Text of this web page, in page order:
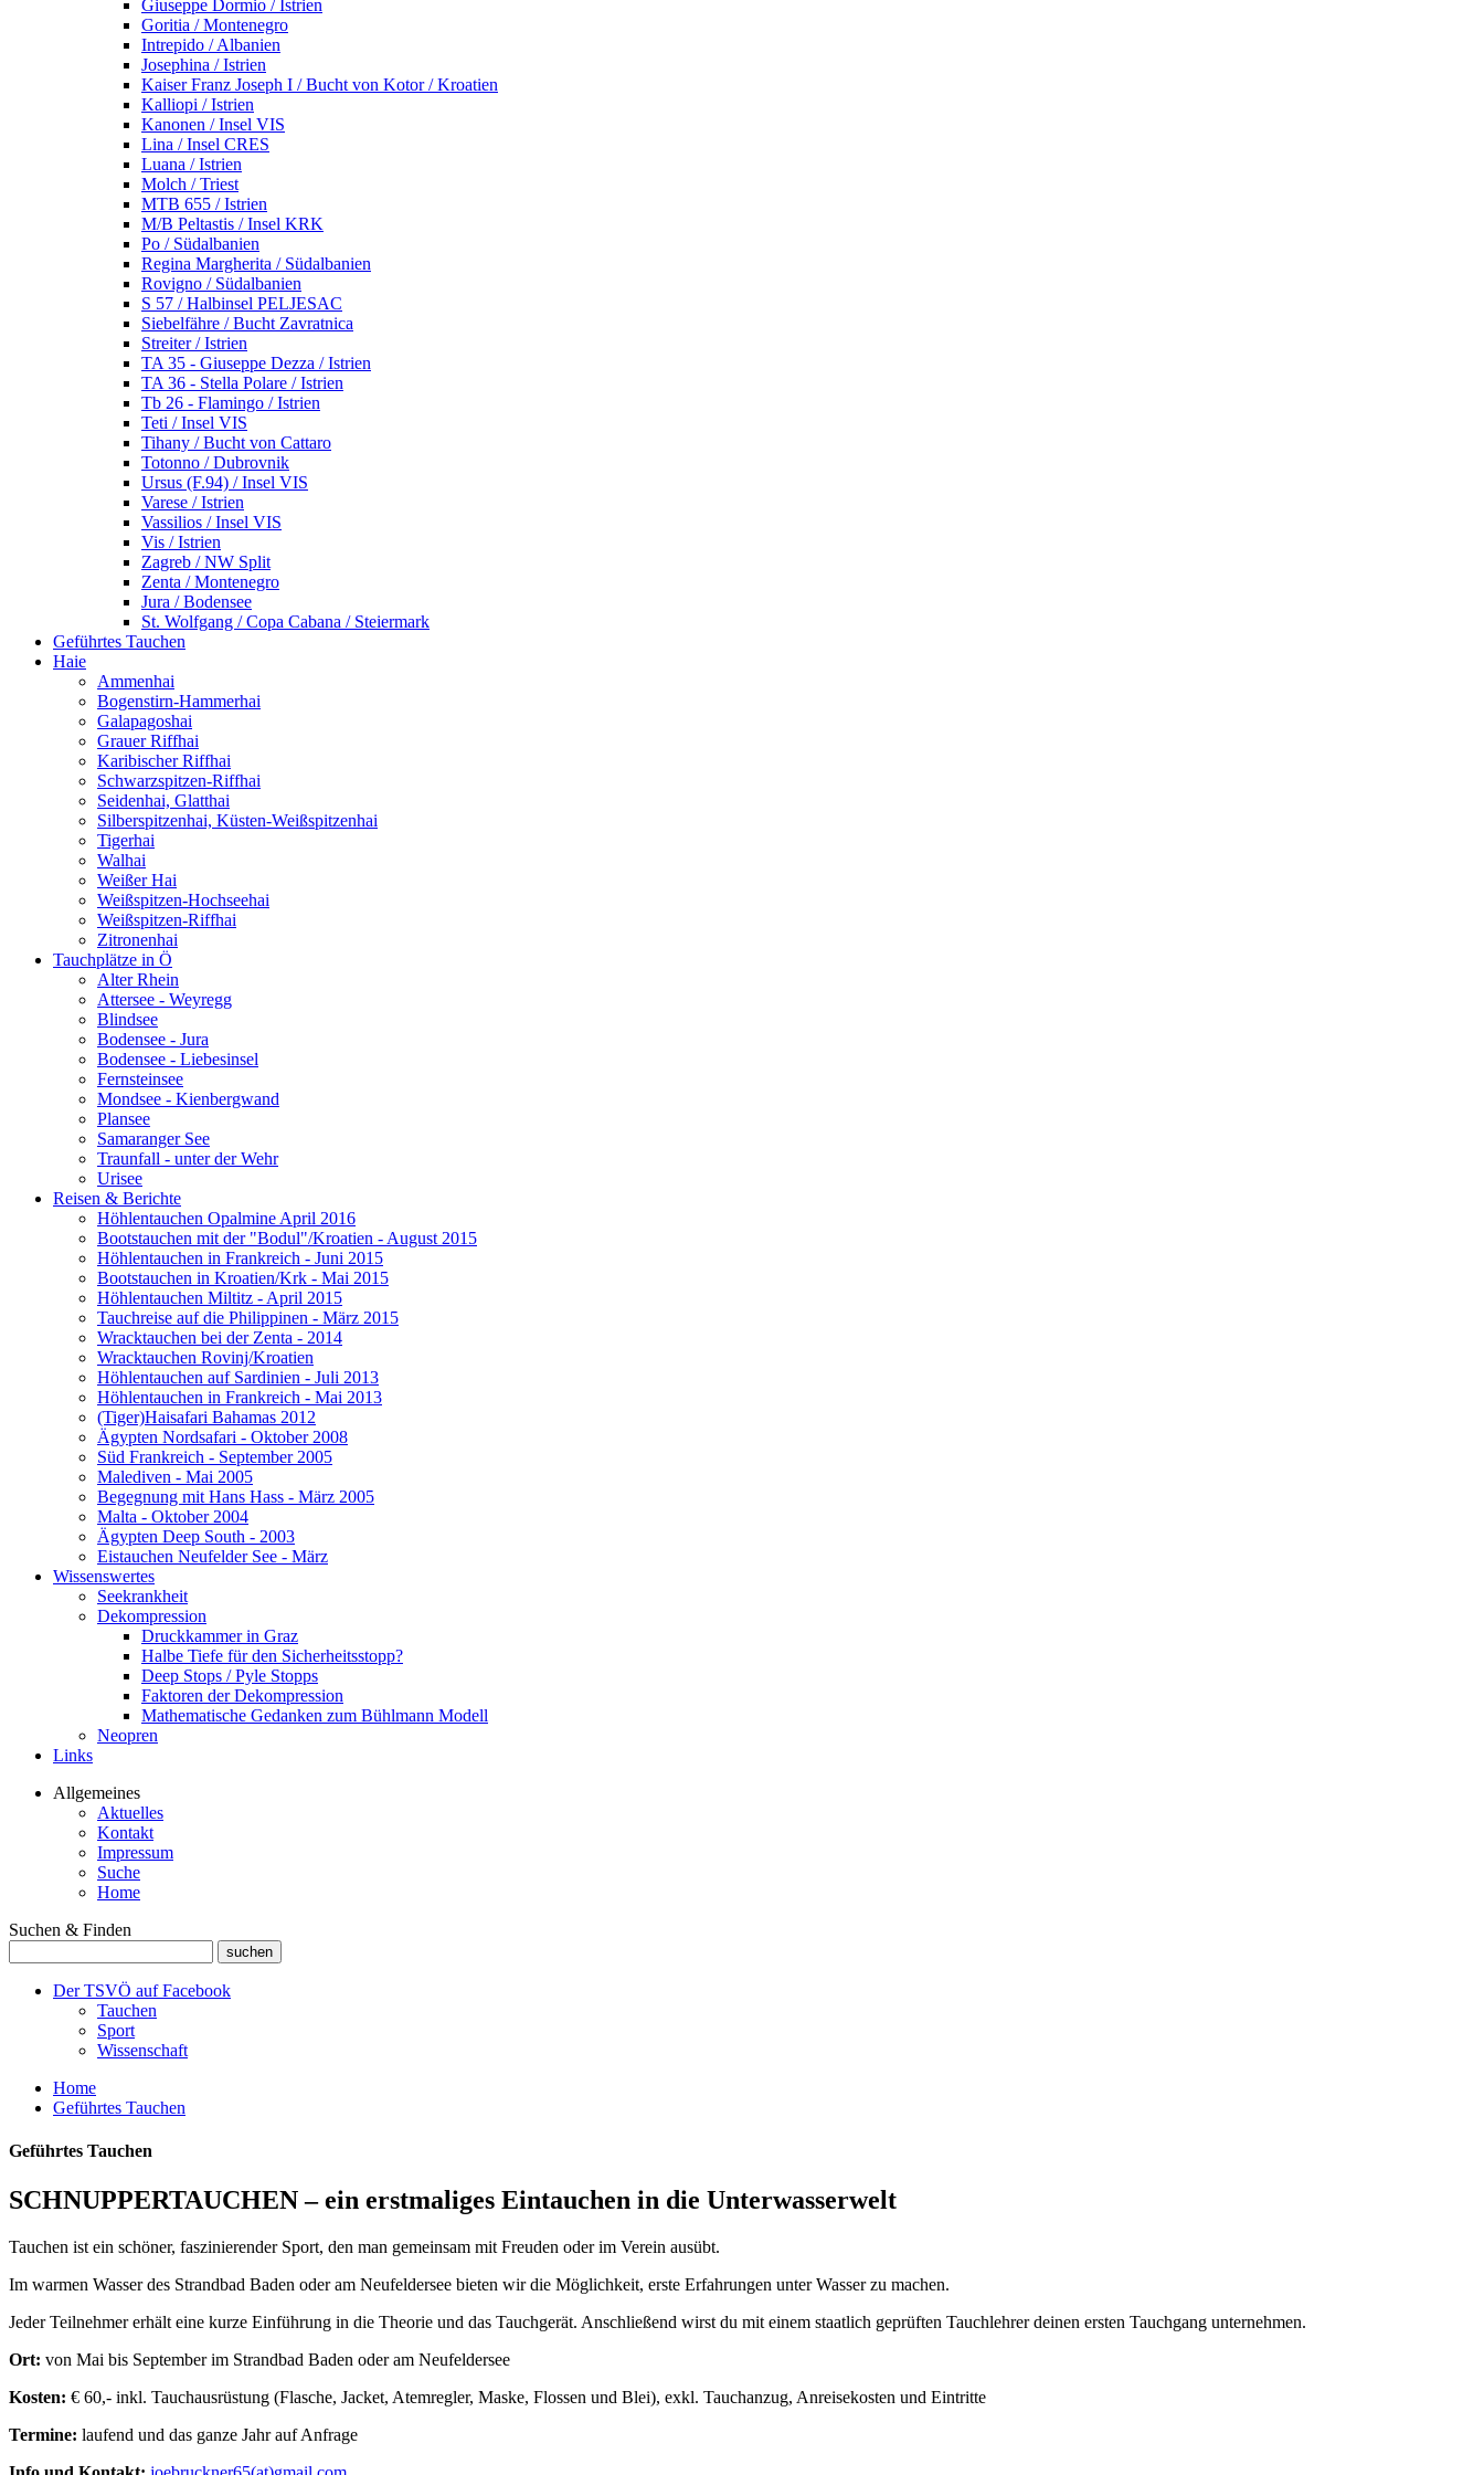
Giuseppe Dormio / Istrien
Goritia / Montenegro
Intrepido / Albanien
Josephina / Istrien
Kaiser Franz Joseph I / Bucht von Kotor / Kroatien
Kalliopi / Istrien
Kanonen / Insel VIS
Lina / Insel CRES
Luana / Istrien
Molch / Triest
MTB 655 / Istrien
M/B Peltastis / Insel KRK
Po / Südalbanien
Regina Margherita / Südalbanien
Rovigno / Südalbanien
S 57 / Halbinsel PELJESAC
Siebelfähre / Bucht Zavratnica
Streiter / Istrien
TA 35 - Giuseppe Dezza / Istrien
TA 36 - Stella Polare / Istrien
Tb 26 - Flamingo / Istrien
Teti / Insel VIS
Tihany / Bucht von Cattaro
Totonno / Dubrovnik
Ursus (F.94) / Insel VIS
Varese / Istrien
Vassilios / Insel VIS
Vis / Istrien
Zagreb / NW Split
Zenta / Montenegro
Jura / Bodensee
St. Wolfgang / Copa Cabana / Steiermark
Geführtes Tauchen
Haie
Ammenhai
Bogenstirn-Hammerhai
Galapagoshai
Grauer Riffhai
Karibischer Riffhai
Schwarzspitzen-Riffhai
Seidenhai, Glatthai
Silberspitzenhai, Küsten-Weißspitzenhai
Tigerhai
Walhai
Weißer Hai
Weißspitzen-Hochseehai
Weißspitzen-Riffhai
Zitronenhai
Tauchplätze in Ö
Alter Rhein
Attersee - Weyregg
Blindsee
Bodensee - Jura
Bodensee - Liebesinsel
Fernsteinsee
Mondsee - Kienbergwand
Plansee
Samaranger See
Traunfall - unter der Wehr
Urisee
Reisen & Berichte
Höhlentauchen Opalmine April 2016
Bootstauchen mit der "Bodul"/Kroatien - August 2015
Höhlentauchen in Frankreich - Juni 2015
Bootstauchen in Kroatien/Krk - Mai 2015
Höhlentauchen Miltitz - April 2015
Tauchreise auf die Philippinen - März 2015
Wracktauchen bei der Zenta - 2014
Wracktauchen Rovinj/Kroatien
Höhlentauchen auf Sardinien - Juli 2013
Höhlentauchen in Frankreich - Mai 2013
(Tiger)Haisafari Bahamas 2012
Ägypten Nordsafari - Oktober 2008
Süd Frankreich - September 2005
Malediven - Mai 2005
Begegnung mit Hans Hass - März 2005
Malta - Oktober 2004
Ägypten Deep South - 2003
Eistauchen Neufelder See - März
Wissenswertes
Seekrankheit
Dekompression
Druckkammer in Graz
Halbe Tiefe für den Sicherheitsstopp?
Deep Stops / Pyle Stopps
Faktoren der Dekompression
Mathematische Gedanken zum Bühlmann Modell
Neopren
Links
Allgemeines
Aktuelles
Kontakt
Impressum
Suche
Home
Suchen & Finden
Der TSVÖ auf Facebook
Tauchen
Sport
Wissenschaft
Home
Geführtes Tauchen
Geführtes Tauchen
SCHNUPPERTAUCHEN – ein erstmaliges Eintauchen in die Unterwasserwelt
Tauchen ist ein schöner, faszinierender Sport, den man gemeinsam mit Freuden oder im Verein ausübt.
Im warmen Wasser des Strandbad Baden oder am Neufeldersee bieten wir die Möglichkeit, erste Erfahrungen unter Wasser zu machen.
Jeder Teilnehmer erhält eine kurze Einführung in die Theorie und das Tauchgerät. Anschließend wirst du mit einem staatlich geprüften Tauchlehrer deinen ersten Tauchgang unternehmen.
Ort: von Mai bis September im Strandbad Baden oder am Neufeldersee
Kosten: € 60,- inkl. Tauchausrüstung (Flasche, Jacket, Atemregler, Maske, Flossen und Blei), exkl. Tauchanzug, Anreisekosten und Eintritte
Termine: laufend und das ganze Jahr auf Anfrage